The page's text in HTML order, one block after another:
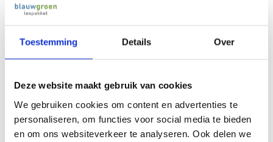
Toestemming Details Over
Deze website maakt gebruik van cookies
We gebruiken cookies om content en advertenties te
personaliseren, om functies voor social media te bieden
en om ons websiteverkeer te analyseren. Ook delen we
Informatie Systemen (GIS).